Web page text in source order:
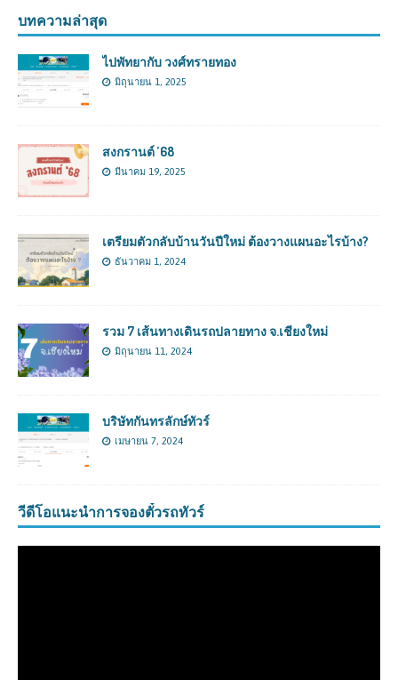
บทความล่าสุด
ไปพัทยากับ วงศ์ทรายทอง
มิถุนายน 1, 2025
สงกรานต์ ’68
มีนาคม 19, 2025
เตรียมตัวกลับบ้านวันปีใหม่ ต้องวางแผนอะไรบ้าง?
ธันวาคม 1, 2024
รวม 7 เส้นทางเดินรถปลายทาง จ.เชียงใหม่
มิถุนายน 11, 2024
บริษัทกันทรลักษ์ทัวร์
เมษายน 7, 2024
วีดีโอแนะนำการจองตั๋วรถทัวร์